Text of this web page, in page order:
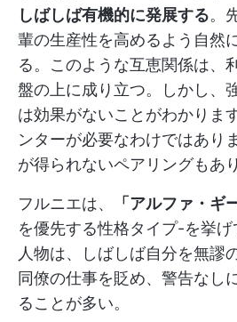
しばしば有機的に発展する。
輩の生産性を高めるよう自然
る。このような互恵関係は、
盤の上に成り立つ。しかし、
は効果がないことがわかりま
ンターが必要なわけではあり
が得られないペアリングもあ
フルニエは、 「アルファ・ギ
を優先する性格タイプ-を挙
人物は、しばしば自分を無謬
同僚の仕事を貶め、警告なし
ることが多い。